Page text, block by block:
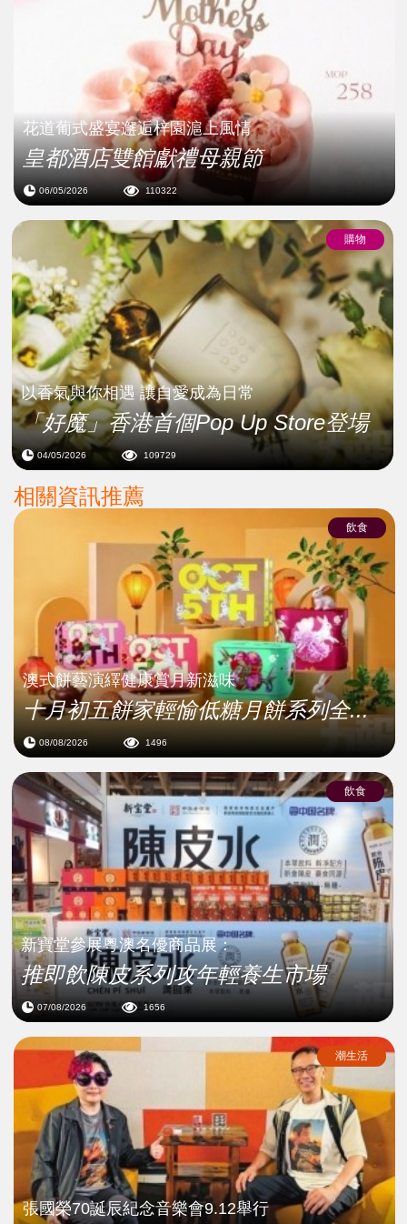
花道葡式盛宴邂逅梓園滬上風情
皇都酒店雙館獻禮母親節
06/05/2026 110322
購物
以香氣與你相遇 讓自愛成為日常
「好魔」香港首個Pop Up Store登場
04/05/2026 109729
相關資訊推薦
飲食
澳式餅藝演繹健康賞月新滋味
十月初五餅家輕愉低糖月餅系列全...
08/08/2026 1496
飲食
新寶堂參展粵澳名優商品展：
推即飲陳皮系列攻年輕養生市場
07/08/2026 1656
潮生活
張國榮70誕辰紀念音樂會9.12舉行